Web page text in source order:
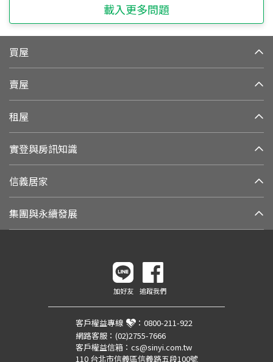
載入更多問題
買屋
賣屋
租屋
實登與房訊知識
信義居家
集團與永續發展
加好友 追蹤我們
客戶權益專線 ： 0800-211-922
網路客服： (02)2755-7666
客戶權益信箱： cs@sinyi.com.tw
110 台北市信義區信義路五段100號